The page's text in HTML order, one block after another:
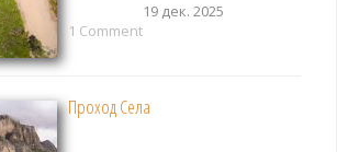
19 дек. 2025
1 Comment
Проход Села